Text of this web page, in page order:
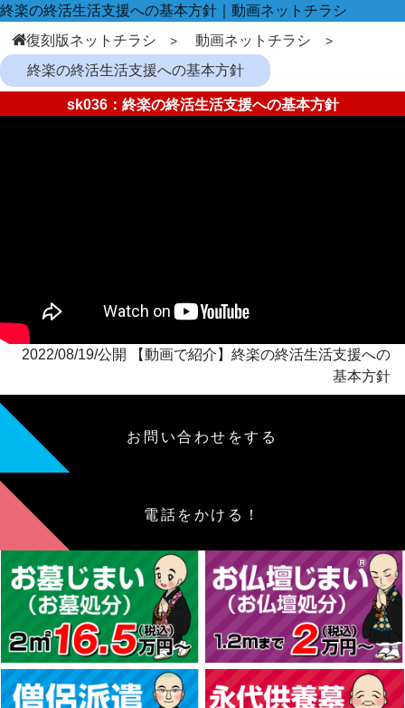
終楽の終活生活支援への基本方針｜動画ネットチラシ
復刻版ネットチラシ
動画ネットチラシ
終楽の終活生活支援への基本方針
sk036：終楽の終活生活支援への基本方針
2022/08/19/公開 【動画で紹介】終楽の終活生活支援への
基本方針
お問い合わせをする
電話をかける！